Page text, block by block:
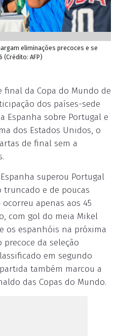
eliminações precoces e se
(Crédito: AFP)
final da Copa do Mundo de
dos países-sede
Espanha sobre Portugal e
dos Estados Unidos, o
de final sem a
superou Portugal
truncado e de poucas
apenas aos 45
com gol do meia Mikel
os espanhóis na próxima
da seleção
em segundo
também marcou a
das Copas do Mundo.